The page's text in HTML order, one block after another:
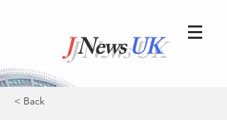
JNewsUK
< Back